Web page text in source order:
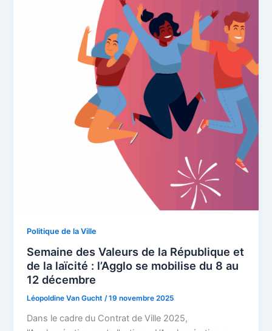
Politique de la Ville
Semaine des Valeurs de la République et
de la laïcité : l’Agglo se mobilise du 8 au
12 décembre
Léopoldine Van Gucht/19 novembre 2025
Dans le cadre du Contrat de Ville 2025,